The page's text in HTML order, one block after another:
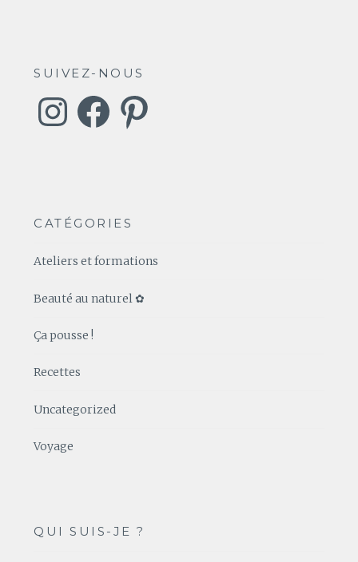
SUIVEZ-NOUS
InstagramFacebookPinterest
CATÉGORIES
Ateliers et formations
Beauté au naturel ✿
Ça pousse !
Recettes
Uncategorized
Voyage
QUI SUIS-JE ?